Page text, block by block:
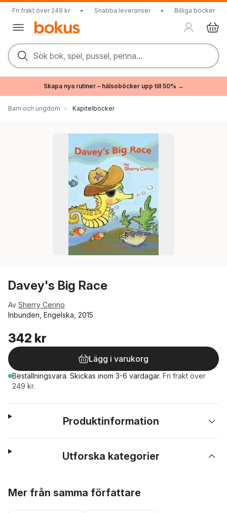
Fri frakt över 249 kr • Snabba leveranser • Billiga böcker
Sök bok, spel, pussel, penna...
Skapa nya rutiner – hälsoböcker upp till 50% →
Barn och ungdom Kapitelböcker
Davey's Big Race
Av Sherry Cerino
Inbunden, Engelska, 2015
342 kr
Lägg i varukorg
Beställningsvara. Skickas inom 3-6 vardagar. Fri frakt över
249 kr.
Produktinformation
Utforska kategorier
Mer från samma författare